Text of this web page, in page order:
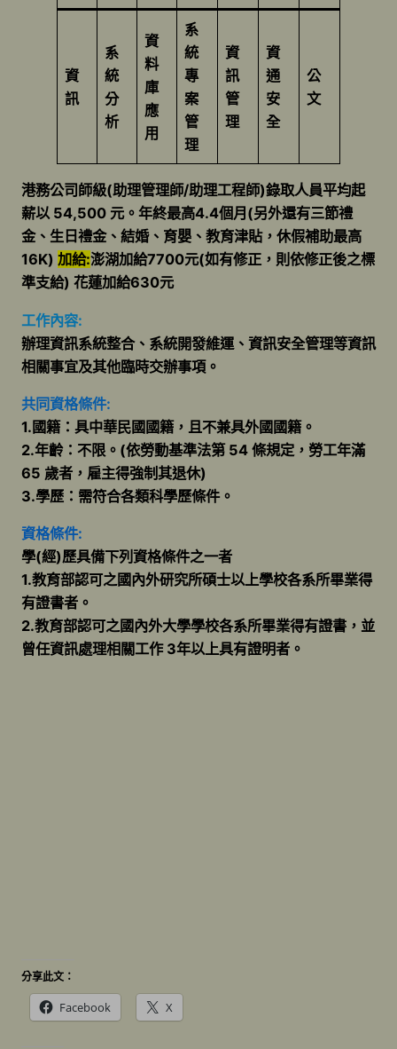
資
訊
系
統
分
析
資
料
庫
應
用
系
統
專
案
管
理
資
訊
管
理
資
通
安
全
公
文
港務公司師級(助理管理師/助理工程師)錄取人員平均起
薪以 54,500 元。年終最高4.4個月(另外還有三節禮
金、生日禮金、結婚、育嬰、教育津貼，休假補助最高
16K) 加給:澎湖加給7700元(如有修正，則依修正後之標
準支給) 花蓮加給630元
工作內容:
辦理資訊系統整合、系統開發維運、資訊安全管理等資訊
相關事宜及其他臨時交辦事項。
共同資格條件:
1.國籍：具中華民國國籍，且不兼具外國國籍。
2.年齡：不限。(依勞動基準法第 54 條規定，勞工年滿
65 歲者，雇主得強制其退休)
3.學歷：需符合各類科學歷條件。
資格條件:
學(經)歷具備下列資格條件之一者
1.教育部認可之國內外研究所碩士以上學校各系所畢業得
有證書者。
2.教育部認可之國內外大學學校各系所畢業得有證書，並
曾任資訊處理相關工作 3年以上具有證明者。
分享此文：
Facebook X